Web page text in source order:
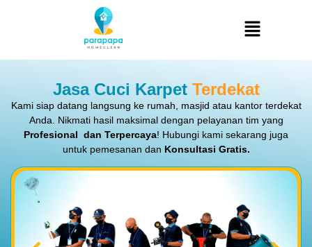
Jasa Cuci KarpetTerdekat
Kami siap datang langsung ke rumah, masjid atau kantor terdekat
Anda. Nikmati hasil maksimal dengan pelayanan tim yang
Profesional dan Terpercaya! Hubungi kami sekarang juga
untuk pemesanan dan Konsultasi Gratis.